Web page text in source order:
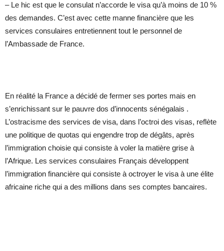
– Le hic est que le consulat n’accorde le visa qu’à moins de 10 %
des demandes. C’est avec cette manne financière que les
services consulaires entretiennent tout le personnel de
l’Ambassade de France.
En réalité la France a décidé de fermer ses portes mais en
s’enrichissant sur le pauvre dos d’innocents sénégalais .
L’ostracisme des services de visa, dans l’octroi des visas, reflète
une politique de quotas qui engendre trop de dégâts, après
l’immigration choisie qui consiste à voler la matière grise à
l’Afrique. Les services consulaires Français développent
l’immigration financière qui consiste à octroyer le visa à une élite
africaine riche qui a des millions dans ses comptes bancaires.